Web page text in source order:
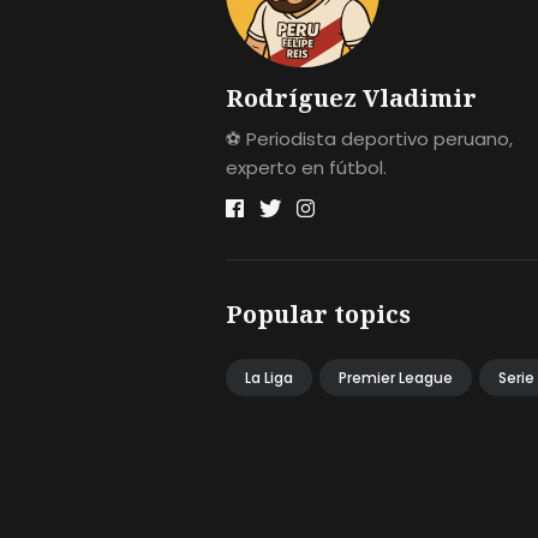
Rodríguez Vladimir
⚽ Periodista deportivo peruano,
experto en fútbol.
Popular topics
La Liga Premier League Serie